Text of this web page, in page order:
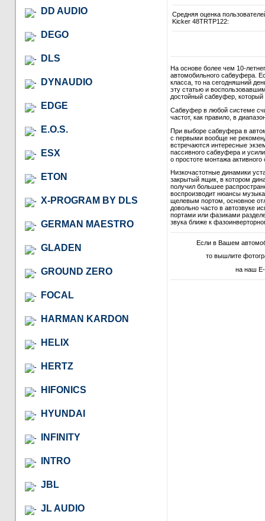
DD AUDIO
DEGO
DLS
DYNAUDIO
EDGE
E.O.S.
ESX
ETON
X-PROGRAM BY DLS
GERMAN MAESTRO
GLADEN
GROUND ZERO
FOCAL
HARMAN KARDON
HELIX
HERTZ
HIFONICS
HYUNDAI
INFINITY
INTRO
JBL
JL AUDIO
Средняя оценка
Kicker 48TRTP122:
На основе более чем 10-
автомобильного сабвуфера.
класса, то на сегодняшний
эту статью и
достойный сабвуфер, который
Сабвуфер в любой системе
частот, как правило, в
При выборе сабвуфера в
с первыми вообще не
встречаются интересные
пассивного сабвуфера и
о простоте монтажа
Низкочастотные динамики
закрытый ящик, в котором
получил большее
воспроизводит нюансы
щелевым портом, основное
довольно часто в автозвуке
портами или фазиками
звука ближе к
Если в Вашем
то вышлите
на наш